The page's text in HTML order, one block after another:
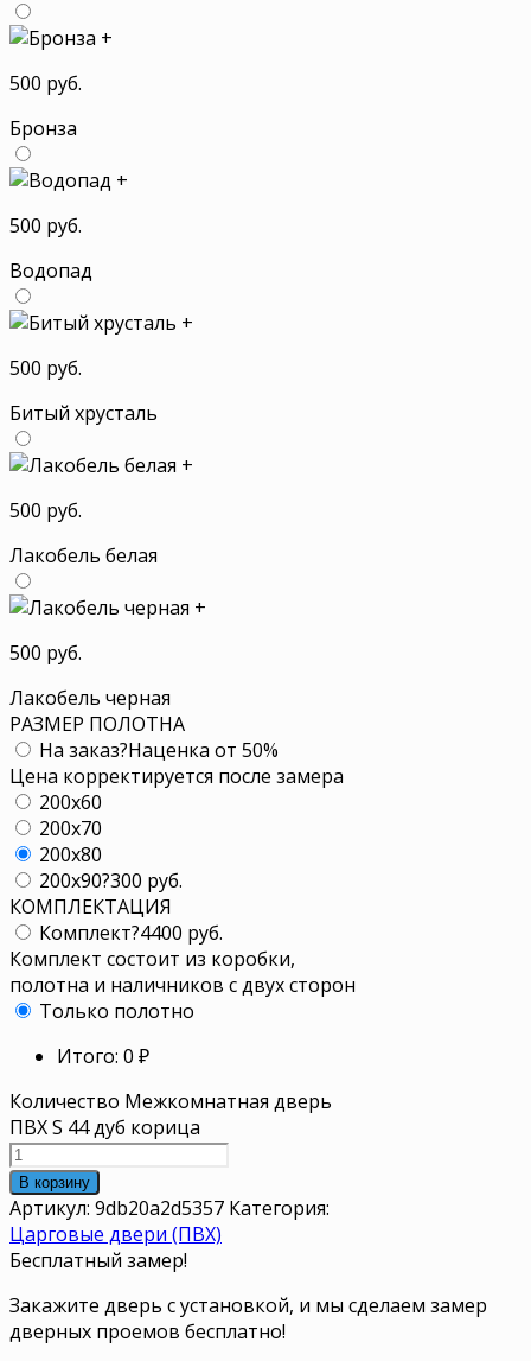
+
500 руб.
Бронза
+
500 руб.
Водопад
+
500 руб.
Битый хрусталь
+
500 руб.
Лакобель белая
+
500 руб.
Лакобель черная
РАЗМЕР ПОЛОТНА
На заказ?Наценка от 50%
Цена корректируется после замера
200x60
200x70
200x80
200x90?300 руб.
КОМПЛЕКТАЦИЯ
Комплект?4400 руб.
Комплект состоит из коробки,
полотна и наличников с двух сторон
Только полотно
Итого: 0 ₽
Количество Межкомнатная дверь
ПВХ S 44 дуб корица
В корзину
Артикул: 9db20a2d5357 Категория:
Царговые двери (ПВХ)
Бесплатный замер!
Закажите дверь с установкой, и мы сделаем замер
дверных проемов бесплатно!